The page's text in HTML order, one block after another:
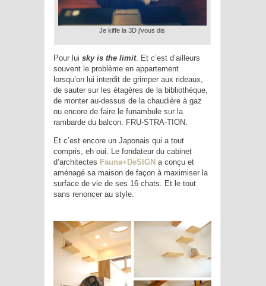
Je kiffe la 3D j’vous dis
Pour lui sky is the limit. Et c’est d’ailleurs
souvent le problème en appartement
lorsqu’on lui interdit de grimper aux rideaux,
de sauter sur les étagères de la bibliothèque,
de monter au-dessus de la chaudière à gaz
ou encore de faire le funambule sur la
rambarde du balcon. FRU-STRA-TION.
Et c’est encore un Japonais qui a tout
compris, eh oui. Le fondateur du cabinet
d’architectes Fauna+DeSIGN a conçu et
aménagé sa maison de façon à maximiser la
surface de vie de ses 16 chats. Et le tout
sans renoncer au style.